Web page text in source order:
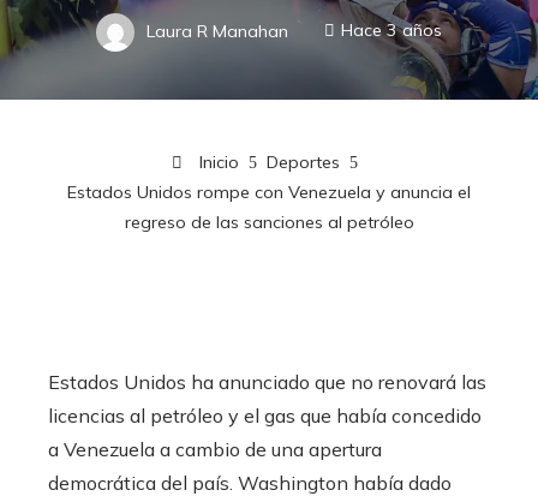
Laura R Manahan Hace 3 años
Inicio
Deportes
Estados Unidos rompe con Venezuela y anuncia el
regreso de las sanciones al petróleo
Estados Unidos ha anunciado que no renovará las
licencias al petróleo y el gas que había concedido
a Venezuela a cambio de una apertura
democrática del país. Washington había dado